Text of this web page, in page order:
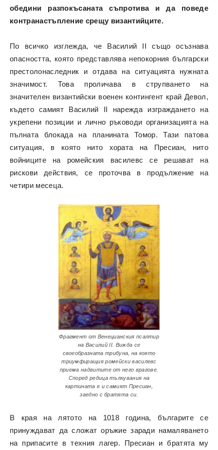
обедини разпокъсаната съпротива и да поведе
контранастъпление срещу византийците.
По всичко изглежда, че Василий II също осъзнава
опасността, която представлява непокорния български
престолонаследник и отдава на ситуацията нужната
значимост. Това проличава в струпването на
значителен византийски военен контингент край Девол,
където самият Василий II нарежда изграждането на
укрепени позиции и лично ръководи организацията на
пълната блокада на планината Томор. Тази патова
ситуация, в която нито хората на Пресиан, нито
войниците на ромейския василевс се решават на
рискови действия, се проточва в продължение на
четири месеца.
Фрагмент от Венецианския псалтир
на Василий II. Вижда се
своеобразната трибуна, на която
триумфиращия ромейски василевс
приема надвитите от него врагове.
Според редица тълкувания на
картината е и самият Пресиан,
заедно с братята си.
В края на лятото на 1018 година, българите се
принуждават да сложат оръжие заради намаляването
на припасите в техния лагер. Пресиан и братята му